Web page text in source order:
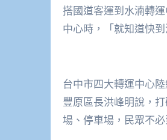
搭國道客運到水湳轉
中心時，「就知道快到
台中市四大轉運中心
豐原區長洪峰明說，
場、停車場，民眾不